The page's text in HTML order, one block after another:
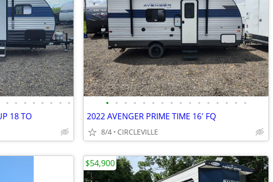
• • • • • • • •
18 TO
• • • • • • • • • • • • • • • •
2022 AVENGER PRIME TIME 16' FQ
8/4 CIRCLEVILLE
$54,900